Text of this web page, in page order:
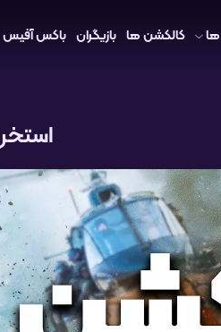
کالکشن ها بازیگران باکس آفیس